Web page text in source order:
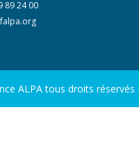
89 24 00
ALPA tous droits réservés